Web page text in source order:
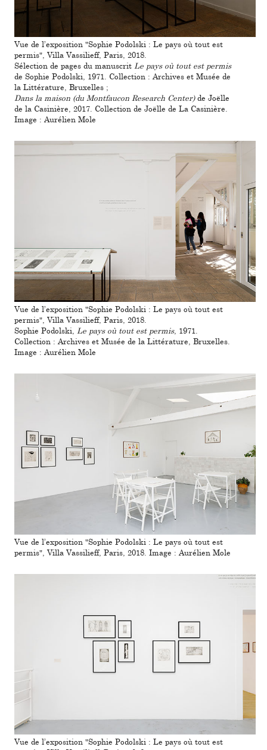
Vue de l’expo­si­tion "Sophie Podolski : Le pays où tout est
permis", Villa Vassilieff, Paris, 2018.
Sélection de pages du manus­crit Le pays où tout est permis
de Sophie Podolski, 1971. Collection : Archives et Musée de
la Littérature, Bruxelles ;
Dans la maison (du Montfaucon Research Center)de Joëlle
de la Casinière, 2017. Collection de Joëlle de La Casinière.
Image : Aurélien Mole
Vue de l’expo­si­tion "Sophie Podolski : Le pays où tout est
permis", Villa Vassilieff, Paris, 2018.
Sophie Podolski, Le pays où tout est permis, 1971.
Collection : Archives et Musée de la Littérature, Bruxelles.
Image : Aurélien Mole
Vue de l’expo­si­tion "Sophie Podolski : Le pays où tout est
permis", Villa Vassilieff, Paris, 2018. Image : Aurélien Mole
Vue de l’expo­si­tion "Sophie Podolski : Le pays où tout est